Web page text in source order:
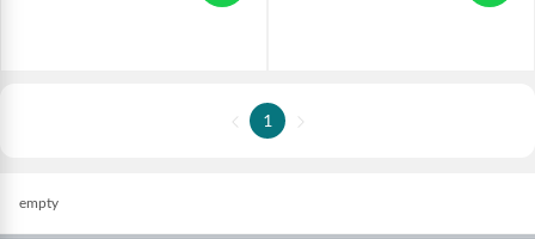
1
empty